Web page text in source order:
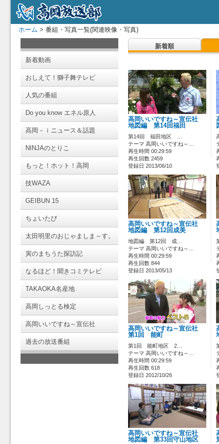
ホーム > 番組・写真一覧(関連映像・写真)
新着動画
おしえて！獅子舞テレビ
人気の番組
Do you know エネル原人
高岡－ｉニュース＆話題
NINJAのとりこ
もっと！ホット！高岡
技WAZA
GEIBUN 15
ちょいたび
太田明里のおじゃましま～す。
寅のまちうた探訪記
なるほど！聞きコミテレビ
TAKAOKA名産地
高岡しっとる検定
高岡いいですね～宣伝社
過去の放送番組
新着順
高岡いいですね～宣伝社
地図編 第14回福田
第14回 福田地区 …
テーマ 高岡いいですね～…
再生時間 00:29:59
再生回数 2459
登録日 2013/06/10
高岡いいですね～宣伝社
地図編 第12回成美
地図編 第12回 成…
テーマ 高岡いいですね～…
再生時間 00:29:59
再生回数 844
登録日 2013/05/13
高岡いいですね～宣伝社
第1回 能町
第1回 能町地区 2…
テーマ 高岡いいですね～…
再生時間 00:29:59
再生回数 618
登録日 2012/10/26
高岡いいですね～宣伝社
地図編 第33回守山地区